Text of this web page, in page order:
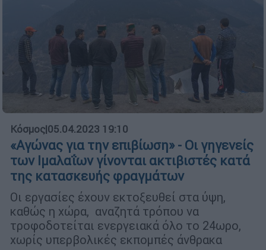
Κόσμος|05.04.2023 19:10
«Αγώνας για την επιβίωση» - Οι γηγενείς
των Ιμαλαΐων γίνονται ακτιβιστές κατά
της κατασκευής φραγμάτων
Οι εργασίες έχουν εκτοξευθεί στα ύψη,
καθώς η χώρα, αναζητά τρόπου να
τροφοδοτείται ενεργειακά όλο το 24ωρο,
χωρίς υπερβολικές εκπομπές άνθρακα